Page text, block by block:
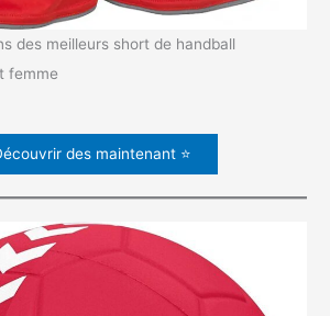
des meilleurs short de handball
femme
des maintenant ⭐